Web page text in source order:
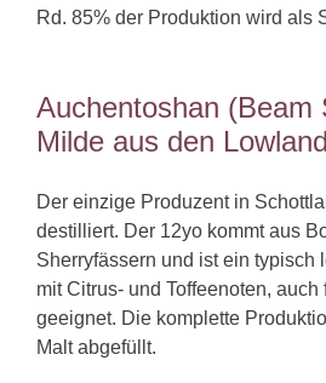
Rd. 85% der Produktion wird als
Auchentoshan (Beam
Milde aus den
Der einzige Produzent in
destilliert. Der 12yo kommt aus
Sherryfässern und ist ein typisch
mit Citrus- und Toffeenoten,
geeignet. Die komplette
Malt abgefüllt.